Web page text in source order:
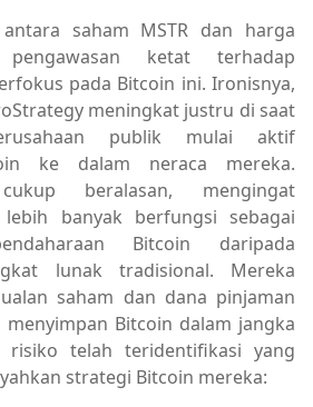
saham MSTR dan harga
ketat terhadap
pada Bitcoin ini. Ironisnya,
meningkat justru di saat
publik mulai aktif
ke dalam neraca mereka.
beralasan, mengingat
banyak berfungsi sebagai
Bitcoin daripada
lunak tradisional. Mereka
saham dan dana pinjaman
Bitcoin dalam jangka
risiko telah teridentifikasi yang
strategi Bitcoin mereka: